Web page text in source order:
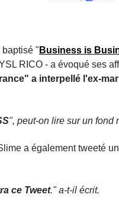
" Business is
RICO - a évoqué ses
a interpellé l'ex-
", peut-on lire sur un fond
a également tweeté
ce Tweet." a-t-il écrit.